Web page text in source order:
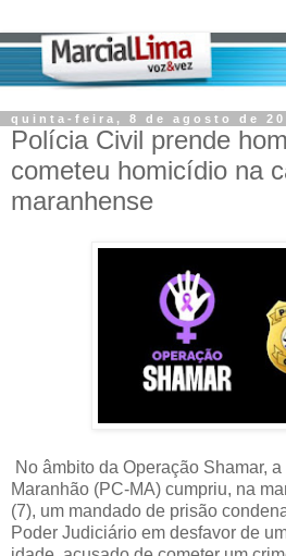
quinta-feira, 8 de agosto de
Polícia Civil prende
cometeu homicídio na
maranhense
No âmbito da Operação Shamar,
Maranhão (PC-MA) cumpriu, na
(7), um mandado de prisão
Poder Judiciário em desfavor de